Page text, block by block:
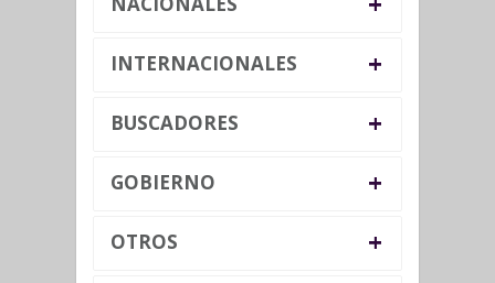
INTERNACIONALES +
BUSCADORES +
GOBIERNO +
OTROS +